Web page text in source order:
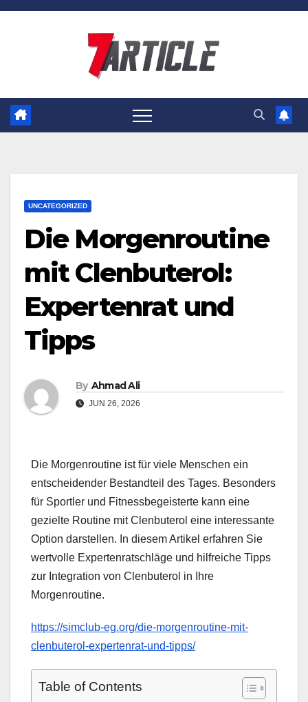
Skip
UNCATEGORIZED
Die Morgenroutine
mit Clenbuterol:
Expertenrat und
Tipps
By Ahmad Ali
JUN 26, 2026
Die Morgenroutine ist für viele Menschen ein
entscheidender Bestandteil des Tages. Besonders
für Sportler und Fitnessbegeisterte kann eine
gezielte Routine mit Clenbuterol eine interessante
Option darstellen. In diesem Artikel erfahren Sie
wertvolle Expertenratschläge und hilfreiche Tipps
zur Integration von Clenbuterol in Ihre
Morgenroutine.
https://simclub-eg.org/die-morgenroutine-mit-
clenbuterol-expertenrat-und-tipps/
Table of Contents